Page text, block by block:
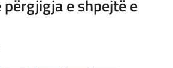
e shpejtë e